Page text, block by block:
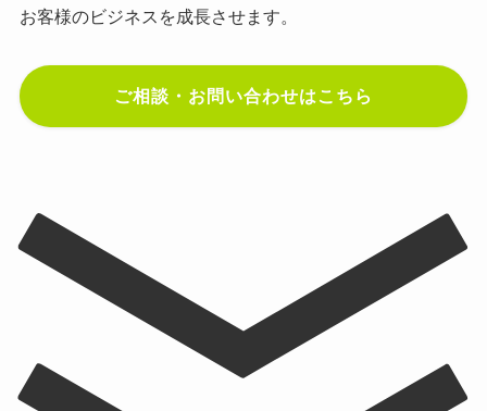
お客様のビジネスを成長させます。
ご相談・お問い合わせはこちら